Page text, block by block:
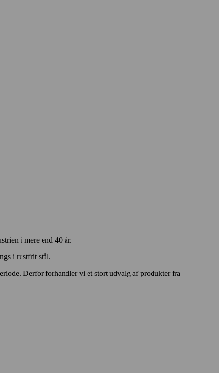
i mere end 40 år.
i rustfrit stål.
Derfor forhandler vi et stort udvalg af produkter fra